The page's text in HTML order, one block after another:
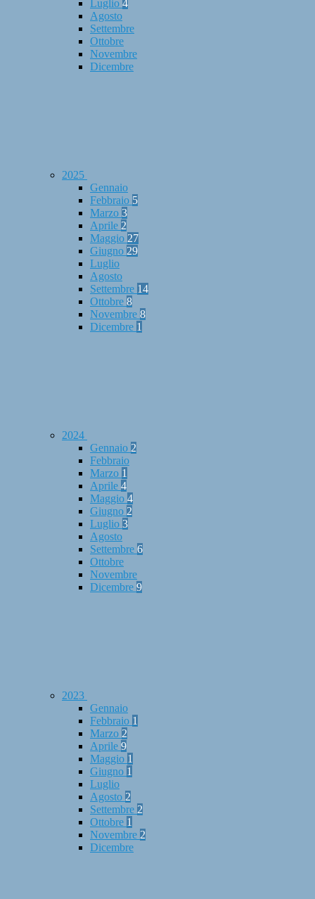
Luglio 4
Agosto
Settembre
Ottobre
Novembre
Dicembre
2025
Gennaio
Febbraio 5
Marzo 3
Aprile 2
Maggio 27
Giugno 29
Luglio
Agosto
Settembre 14
Ottobre 8
Novembre 8
Dicembre 1
2024
Gennaio 2
Febbraio
Marzo 1
Aprile 4
Maggio 4
Giugno 2
Luglio 3
Agosto
Settembre 6
Ottobre
Novembre
Dicembre 9
2023
Gennaio
Febbraio 1
Marzo 2
Aprile 9
Maggio 1
Giugno 1
Luglio
Agosto 2
Settembre 2
Ottobre 1
Novembre 2
Dicembre